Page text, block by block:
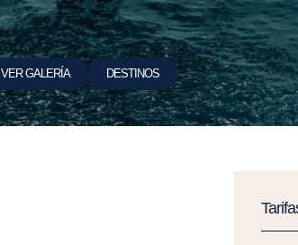
VER GALERÍA DESTINOS